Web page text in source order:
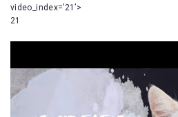
video_index=’21’>
21